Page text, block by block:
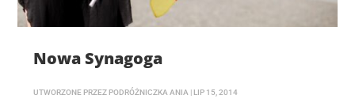
Nowa Synagoga
UTWORZONE PRZEZ PODRÓŻNICZKA ANIA | LIP 15, 2014